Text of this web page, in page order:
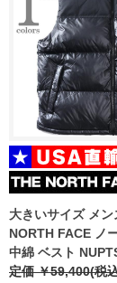
大きいサイズ メン
NORTH FACE ノ
中綿 ベスト
VEST USA直輸入
定価 ￥59,400(税